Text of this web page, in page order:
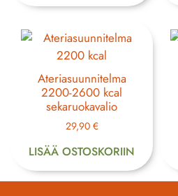
Ateriasuunnitelma
2200-2600 kcal
sekaruokavalio
29,90 €
LISÄÄ OSTOSKORIIN